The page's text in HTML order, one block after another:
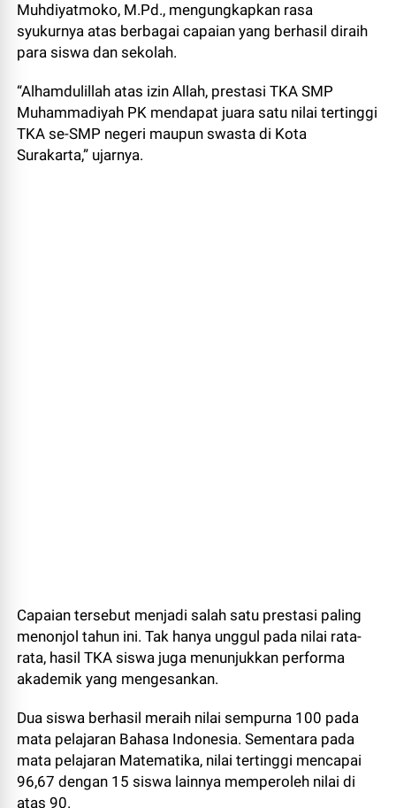
Muhdiyatmoko, M.Pd., mengungkapkan rasa
syukurnya atas berbagai capaian yang berhasil diraih
para siswa dan sekolah.
“Alhamdulillah atas izin Allah, prestasi TKA SMP
Muhammadiyah PK mendapat juara satu nilai tertinggi
TKA se-SMP negeri maupun swasta di Kota
Surakarta,” ujarnya.
Capaian tersebut menjadi salah satu prestasi paling
menonjol tahun ini. Tak hanya unggul pada nilai rata-
rata, hasil TKA siswa juga menunjukkan performa
akademik yang mengesankan.
Dua siswa berhasil meraih nilai sempurna 100 pada
mata pelajaran Bahasa Indonesia. Sementara pada
mata pelajaran Matematika, nilai tertinggi mencapai
96,67 dengan 15 siswa lainnya memperoleh nilai di
atas 90.